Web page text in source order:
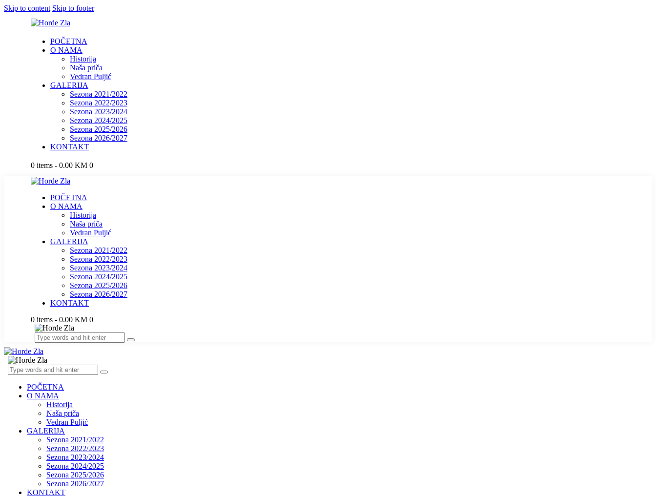
Skip to content Skip to footer
POČETNA
O NAMA
Historija
Naša priča
Vedran Puljić
GALERIJA
Sezona 2021/2022
Sezona 2022/2023
Sezona 2023/2024
Sezona 2024/2025
Sezona 2025/2026
Sezona 2026/2027
KONTAKT
0 items - 0.00 KM 0
POČETNA
O NAMA
Historija
Naša priča
Vedran Puljić
GALERIJA
Sezona 2021/2022
Sezona 2022/2023
Sezona 2023/2024
Sezona 2024/2025
Sezona 2025/2026
Sezona 2026/2027
KONTAKT
0 items - 0.00 KM 0
POČETNA
O NAMA
Historija
Naša priča
Vedran Puljić
GALERIJA
Sezona 2021/2022
Sezona 2022/2023
Sezona 2023/2024
Sezona 2024/2025
Sezona 2025/2026
Sezona 2026/2027
KONTAKT